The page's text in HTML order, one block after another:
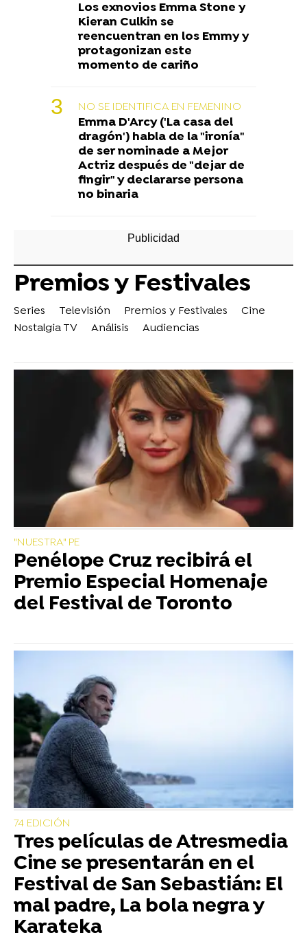
Los exnovios Emma Stone y
Kieran Culkin se
reencuentran en los Emmy y
protagonizan este
momento de cariño
NO SE IDENTIFICA EN FEMENINO
Emma D'Arcy ('La casa del
dragón') habla de la "ironía"
de ser nominade a Mejor
Actriz después de "dejar de
fingir" y declararse persona
no binaria
Premios y Festivales
Series Televisión Premios y Festivales
Cine
Nostalgia TV
Análisis Audiencias
"NUESTRA" PE
Penélope Cruz recibirá el
Premio Especial Homenaje
del Festival de Toronto
74 EDICIÓN
Tres películas de Atresmedia
Cine se presentarán en el
Festival de San Sebastián: El
mal padre, La bola negra y
Karateka